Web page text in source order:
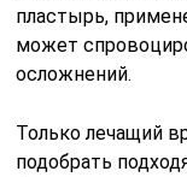
пластырь,
может
осложнений.
Только лечащий
подобрать